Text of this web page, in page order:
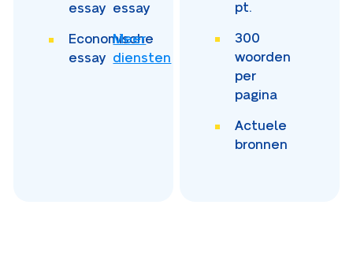
essay essay
Economische
essay
Meer
diensten
pt.
300
woorden
per
pagina
Actuele
bronnen